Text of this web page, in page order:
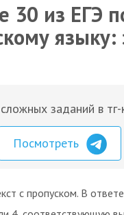
30 из ЕГЭ
языку:
заданий в тг-
Посмотреть
с пропуском. В